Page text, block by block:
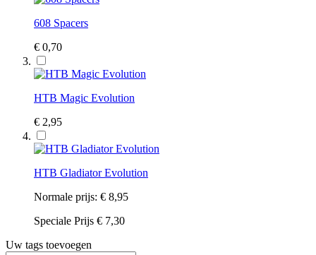
608 Spacers
€ 0,70
HTB Magic Evolution
€ 2,95
HTB Gladiator Evolution
Normale prijs: € 8,95
Speciale Prijs € 7,30
Uw tags toevoegen